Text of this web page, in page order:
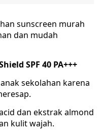
sunscreen murah
dan mudah
SPF 40 PA+++
sekolahan karena
dan ekstrak almond
kulit wajah.